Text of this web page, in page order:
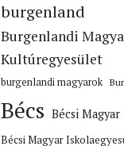
burgenland
Burgenlandi
Kultúregyesület
burgenlandi magyarok
Bécs Bécsi
Bécsi Magyar